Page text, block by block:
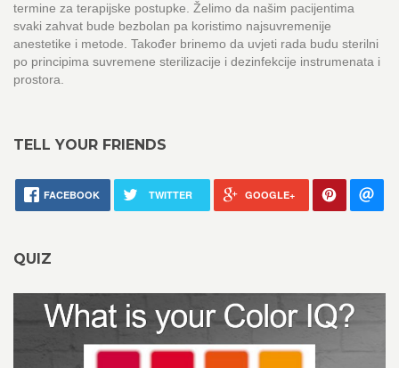
termine za terapijske postupke. Želimo da našim pacijentima
svaki zahvat bude bezbolan pa koristimo najsuvremenije
anestetike i metode. Također brinemo da uvjeti rada budu sterilni
po principima suvremene sterilizacije i dezinfekcije instrumenata i
prostora.
TELL YOUR FRIENDS
FACEBOOK TWITTER GOOGLE+
QUIZ